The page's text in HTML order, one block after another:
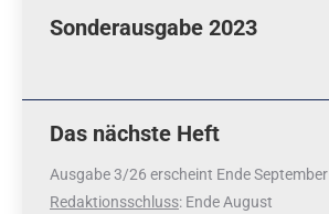
Sonderausgabe 2023
Das nächste Heft
Ausgabe 3/26 erscheint Ende September
Redaktionsschluss: Ende August